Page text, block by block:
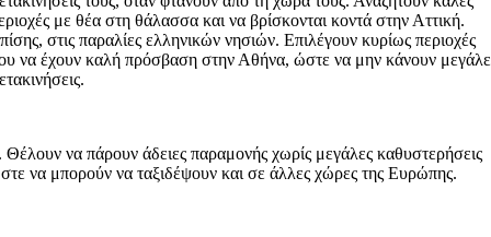
με θέα στη θάλασσα και να βρίσκονται κοντά στην Αττική.
στις παραλίες ελληνικών νησιών. Επιλέγουν κυρίως περιοχές
να έχουν καλή πρόσβαση στην Αθήνα, ώστε να μην κάνουν
Θέλουν να πάρουν άδειες παραμονής χωρίς μεγάλες καθυστερήσεις
να μπορούν να ταξιδέψουν και σε άλλες χώρες της Ευρώπης.